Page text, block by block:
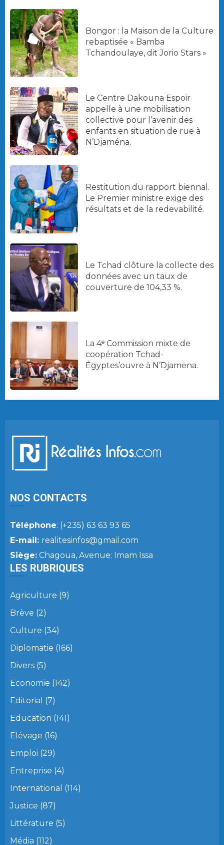
Bongor : la Maison de la Culture
rebaptisée « Bamba
Tchandoulaye, dit Jorio Stars »
Le Centre Dakouna Espoir
appelle à une mobilisation
collective pour l’avenir des
enfants en situation de rue à
N’Djaména.
Restitution du rapport biennal.
Le Premier ministre exige des
résultats et de la redevabilité.
Le Tchad clôture la collecte des
données avec un taux de
couverture de 104,33 %.
La 4ᵉ Commission mixte de
coopération Tchad-
Égyptes’ouvre à N’Djamena.
NOS CONTACTS
Téléphone: (+235) 63 63 93 65
E-mail: realitesinfos@gmail.com
Siège: Chagoua, Avenue: Imam Issa
LES RUBRIQUES
Agriculture (9)
Brève (2)
Culture (34)
Diplomatie (166)
Divers (5)
Economie (142)
Editorial (7)
Education (141)
Elévage (16)
Emploi (29)
Entreprise (4)
International (114)
Justice (87)
Littérature (5)
Média (112)